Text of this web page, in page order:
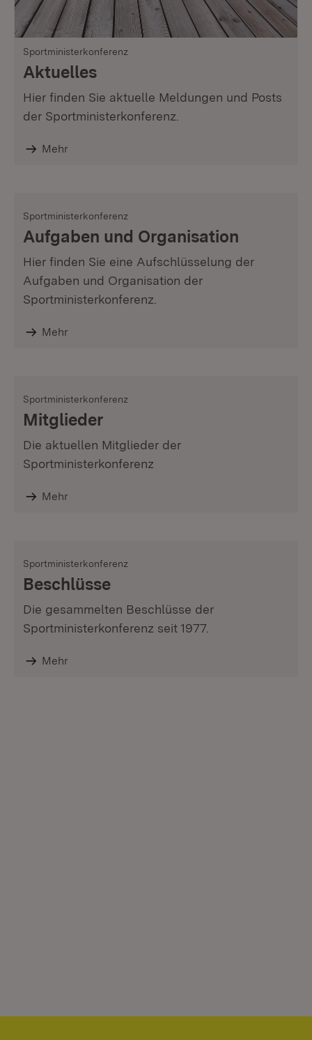
Sportministerkonferenz
Aktuelles
Hier finden Sie aktuelle Meldungen und Posts
der Sportministerkonferenz.
Mehr
Sportministerkonferenz
Aufgaben und Organisation
Hier finden Sie eine Aufschlüsselung der
Aufgaben und Organisation der
Sportministerkonferenz.
Mehr
Sportministerkonferenz
Mitglieder
Die aktuellen Mitglieder der
Sportministerkonferenz
Mehr
Sportministerkonferenz
Beschlüsse
Die gesammelten Beschlüsse der
Sportministerkonferenz seit 1977.
Mehr